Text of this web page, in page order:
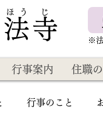
寺
ほ う じ
​※法
行事案内 住職
行事のこと